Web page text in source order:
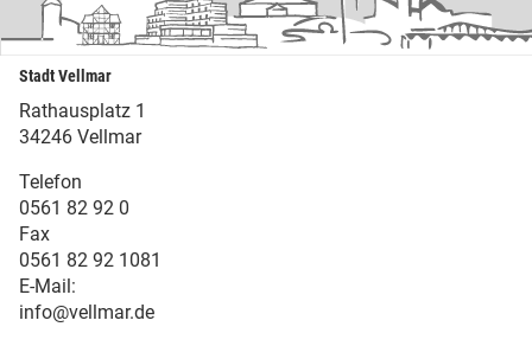
Stadt Vellmar
Rathausplatz 1
34246 Vellmar
Telefon
0561 82 92 0
Fax
0561 82 92 1081
E-Mail:
info@vellmar.de